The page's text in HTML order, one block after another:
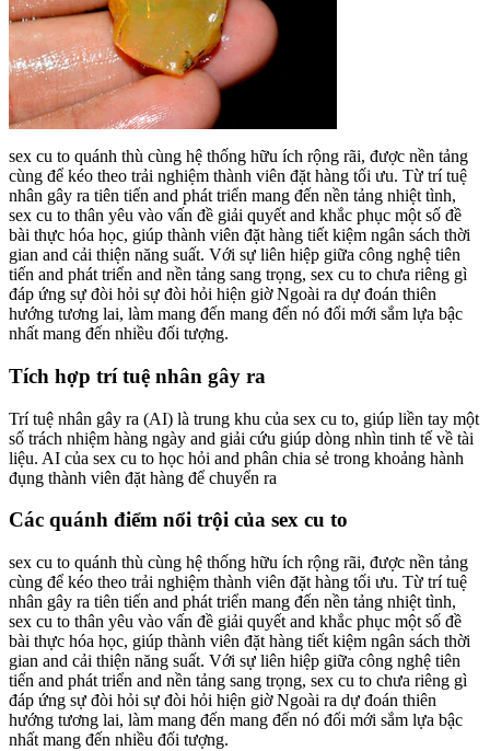
sex cu to quánh thù cùng hệ thống hữu ích rộng rãi, được nền tảng
cùng để kéo theo trải nghiệm thành viên đặt hàng tối ưu. Từ trí tuệ
nhân gây ra tiên tiến and phát triển mang đến nền tảng nhiệt tình,
sex cu to thân yêu vào vấn đề giải quyết and khắc phục một số đề
bài thực hóa học, giúp thành viên đặt hàng tiết kiệm ngân sách thời
gian and cải thiện năng suất. Với sự liên hiệp giữa công nghệ tiên
tiến and phát triển and nền tảng sang trọng, sex cu to chưa riêng gì
đáp ứng sự đòi hỏi sự đòi hỏi hiện giờ Ngoài ra dự đoán thiên
hướng tương lai, làm mang đến mang đến nó đổi mới sắm lựa bậc
nhất mang đến nhiều đối tượng.
Tích hợp trí tuệ nhân gây ra
Trí tuệ nhân gây ra (AI) là trung khu của sex cu to, giúp liền tay một
số trách nhiệm hàng ngày and giải cứu giúp dòng nhìn tinh tế về tài
liệu. AI của sex cu to học hỏi and phân chia sẻ trong khoảng hành
đụng thành viên đặt hàng để chuyển ra
Các quánh điểm nổi trội của sex cu to
sex cu to quánh thù cùng hệ thống hữu ích rộng rãi, được nền tảng
cùng để kéo theo trải nghiệm thành viên đặt hàng tối ưu. Từ trí tuệ
nhân gây ra tiên tiến and phát triển mang đến nền tảng nhiệt tình,
sex cu to thân yêu vào vấn đề giải quyết and khắc phục một số đề
bài thực hóa học, giúp thành viên đặt hàng tiết kiệm ngân sách thời
gian and cải thiện năng suất. Với sự liên hiệp giữa công nghệ tiên
tiến and phát triển and nền tảng sang trọng, sex cu to chưa riêng gì
đáp ứng sự đòi hỏi sự đòi hỏi hiện giờ Ngoài ra dự đoán thiên
hướng tương lai, làm mang đến mang đến nó đổi mới sắm lựa bậc
nhất mang đến nhiều đối tượng.